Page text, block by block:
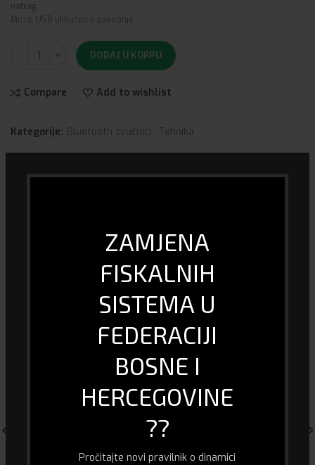
ZAMJENA
FISKALNIH
SISTEMA U
FEDERACIJI
BOSNE I
HERCEGOVINE
??
Pročitajte novi pravilnik o dinamici
natrag
Micro USB uključen u pakiranje
DODAJ U KORPU
Compare Add to wishlist
Kategorije: Bluetooth zvučnici , Tehnika